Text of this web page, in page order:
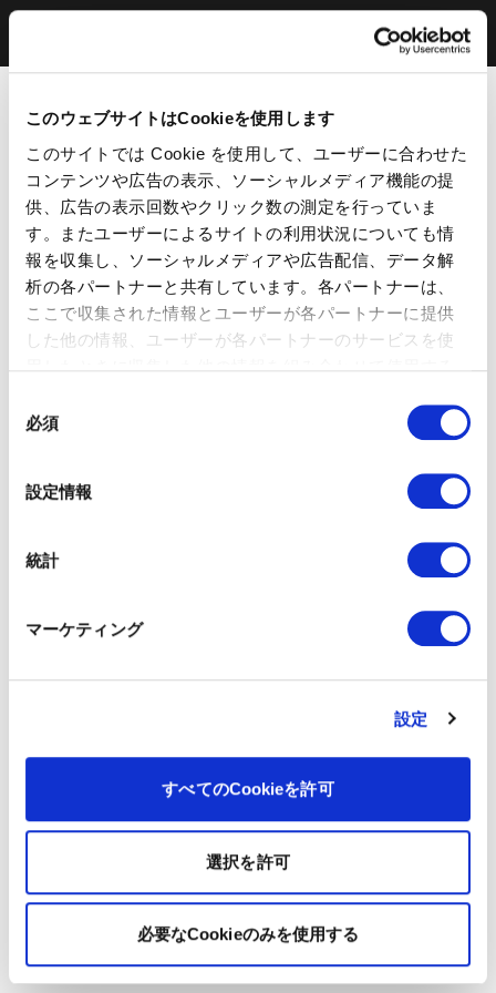
このウェブサイトはCookieを使用します
このサイトでは Cookie を使用して、ユーザーに合わせた
コンテンツや広告の表示、ソーシャルメディア機能の提
供、広告の表示回数やクリック数の測定を行っていま
す。またユーザーによるサイトの利用状況についても情
報を収集し、ソーシャルメディアや広告配信、データ解
析の各パートナーと共有しています。各パートナーは、
ここで収集された情報とユーザーが各パートナーに提供
した他の情報、ユーザーが各パートナーのサービスを使
ッキーに同意したことになります。
必須
設定情報
統計
マーケティング
設定
すべてのCookieを許可
選択を許可
必要なCookieのみを使用する